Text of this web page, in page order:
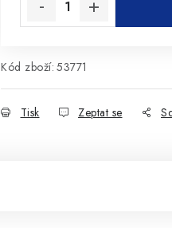
Kód zboží: 53771
Tisk Zeptat se